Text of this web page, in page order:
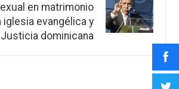
en matrimonio
iglesia evangélica y
Justicia dominicana